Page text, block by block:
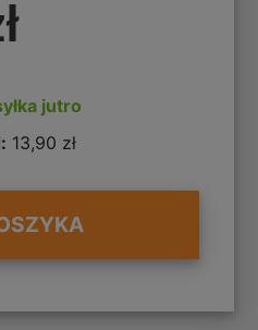
jutro
13,90 zł